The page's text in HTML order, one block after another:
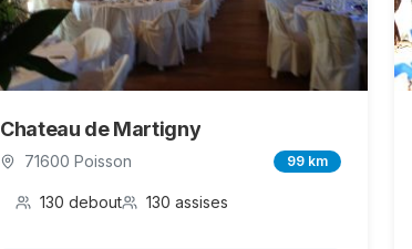
Chateau de Martigny
71600 Poisson 99 km
130 debout 130 assises